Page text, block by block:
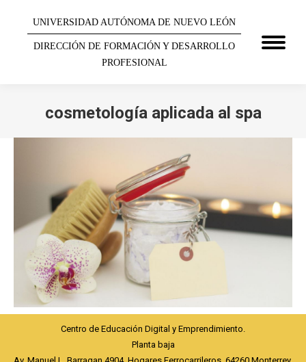
UNIVERSIDAD AUTÓNOMA DE NUEVO LEÓN
DIRECCIÓN DE FORMACIÓN Y DESARROLLO
PROFESIONAL
cosmetología aplicada al spa
Centro de Educación Digital y Emprendimiento.
Planta baja